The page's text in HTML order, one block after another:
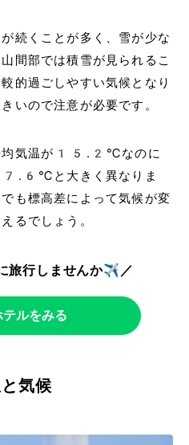
続くことが多く、雪が少な
間部では積雪が見られるこ
的過ごしやすい気候となり
いので注意が必要です。
平均気温が15.2℃なのに
7.6℃と大きく異なりま
も標高差によって気候が変
るでしょう。
旅行しませんか✈️／
ルをみる
気候